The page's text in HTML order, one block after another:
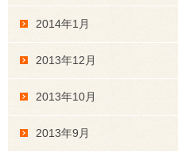
2014年1月
2013年12月
2013年10月
2013年9月